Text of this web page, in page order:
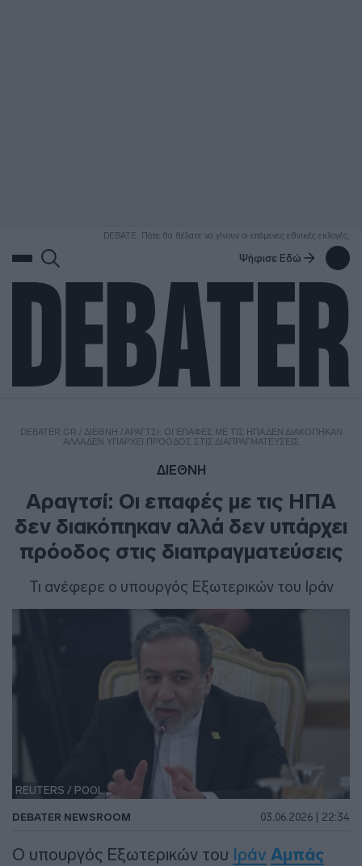
DEBATE: Πότε θα θέλατε να γίνουν οι επόμενες εθνικές εκλογές;
Ψήφισε Εδώ
DEBATER.GR / ΔΙΕΘΝΗ / ΑΡΑΓΤΣΊ: ΟΙ ΕΠΑΦΈΣ ΜΕ ΤΙΣ ΗΠΑ ΔΕΝ ΔΙΑΚΌΠΗΚΑΝ
ΑΛΛΆ ΔΕΝ ΥΠΆΡΧΕΙ ΠΡΌΟΔΟΣ ΣΤΙΣ ΔΙΑΠΡΑΓΜΑΤΕΎΣΕΙΣ
ΔΙΕΘΝΗ
Αραγτσί: Οι επαφές με τις ΗΠΑ
δεν διακόπηκαν αλλά δεν υπάρχει
πρόοδος στις διαπραγματεύσεις
Τι ανέφερε ο υπουργός Εξωτερικών του Ιράν
REUTERS / POOL
DEBATER NEWSROOM 03.06.2026 | 22:34
Ο υπουργός Εξωτερικών του Ιράν Αμπάς